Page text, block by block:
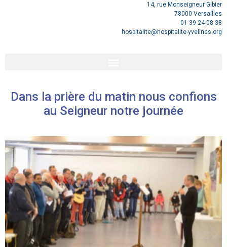
14, rue Monseigneur Gibier
78000 Versailles
01 39 24 08 38
hospitalite@hospitalite-yvelines.org
Dans la prière du matin nous confions
au Seigneur notre journée